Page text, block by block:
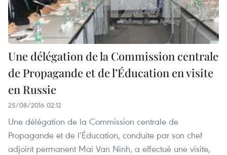
Une délégation de la Commission centrale
de Propagande et de l’Éducation en visite
en Russie
25/08/2016 02:12
Une délégation de la Commission centrale de
Propagande et de l’Éducation, conduite par son chef
adjoint permanent Mai Van Ninh, a effectué une visite,